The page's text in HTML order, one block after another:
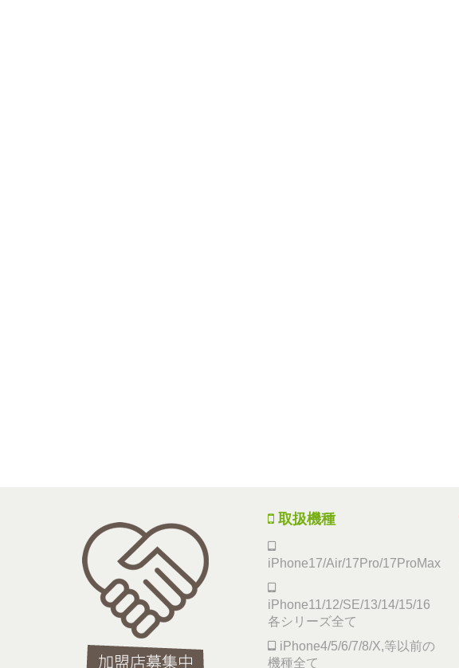
取扱機種
iPhone17/Air/17Pro/17ProMax
iPhone11/12/SE/13/14/15/16
各シリーズ全て
iPhone4/5/6/7/8/X,等以前の
機種全て